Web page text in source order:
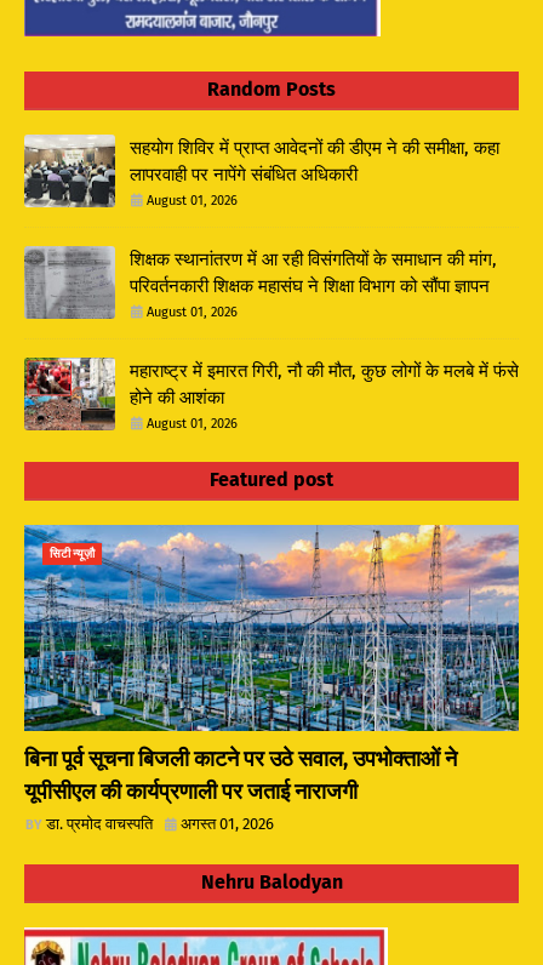
Random Posts
सहयोग शिविर में प्राप्त आवेदनों की डीएम ने की समीक्षा, कहा
लापरवाही पर नापेंगे संबंधित अधिकारी
August 01, 2026
शिक्षक स्थानांतरण में आ रही विसंगतियों के समाधान की मांग,
परिवर्तनकारी शिक्षक महासंघ ने शिक्षा विभाग को सौंपा ज्ञापन
August 01, 2026
महाराष्ट्र में इमारत गिरी, नौ की मौत, कुछ लोगों के मलबे में फंसे
होने की आशंका
August 01, 2026
Featured post
सिटी न्यूज़ौ
बिना पूर्व सूचना बिजली काटने पर उठे सवाल, उपभोक्ताओं ने
यूपीसीएल की कार्यप्रणाली पर जताई नाराजगी
डा. प्रमोद वाचस्पति अगस्त 01, 2026
Nehru Balodyan